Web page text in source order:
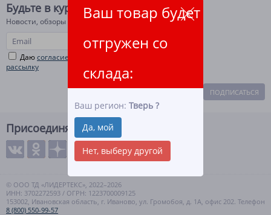
Ваш товар будет
отгружен со
склада:
Ваш регион:Тверь ?
Да, мой
Нет, выберу другой
Будьте в курсе!
Новости, обзоры и акции
Даюсогласие на рекламную и информационную
рассылку
ПОДПИСАТЬСЯ
Присоединяйтесь
© ООО ТД «ЛИДЕРТЕКС», 2022–2026
ИНН: 3702272593 / ОГРН: 1223700009125
153002, Ивановская область, г. Иваново, ул. Громобоя, д. 1А, офис 202. Телефон
8 (800) 550-99-57